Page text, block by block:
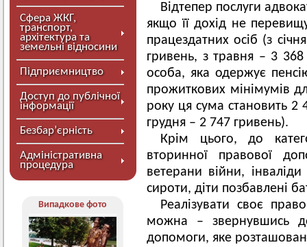
Сфера ЖКГ,
транспорт,
архітектура та
земельні відносини
Підприємництво
Доступ до публічної
інформації
Безбар’єрність
Адміністративна
процедура
Випадкове фото
Відтепер послуги
якщо її дохід не
працездатних осіб (з
гривень, з травня – 3
особа, яка одержує
прожиткових мінімумів
року ця сума становить 2
грудня – 2 747 гривень).
Крім цього, до
вторинної правової
ветерани війни,
сироти, діти позбавлені
Реалізувати своє
можна – звернувшись
допомоги, яке